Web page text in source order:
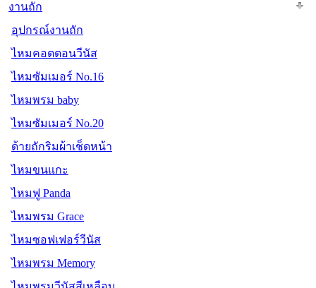
งานถัก
อุปกรณ์งานถัก
ไหมคอตตอนวีนัส
ไหมซัมเมอร์ No.16
ไหมพรม baby
ไหมซัมเมอร์ No.20
ด้ายถักริมผ้าเช็ดหน้า
ไหมขนแกะ
ไหมฟู Panda
ไหมพรม Grace
ไหมซอฟเฟอร์วีนัส
ไหมพรม Memory